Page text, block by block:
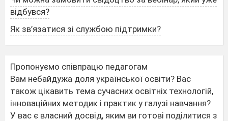
відбувся?
Як зв’язатися зі службою підтримки?
Пропонуємо співпрацю педагогам
Вам небайдужа доля української освіти? Вас
також цікавить тема сучасних освітніх технологій,
інноваційних методик і практик у галузі навчання?
У вас є власний досвід, яким ви готові поділитися з